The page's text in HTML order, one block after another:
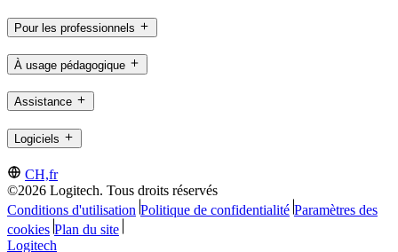
Pour les professionnels
À usage pédagogique
Assistance
Logiciels
CH,fr
©2026 Logitech. Tous droits réservés
Conditions d'utilisation Politique de confidentialité Paramètres des
cookies Plan du site
Logitech